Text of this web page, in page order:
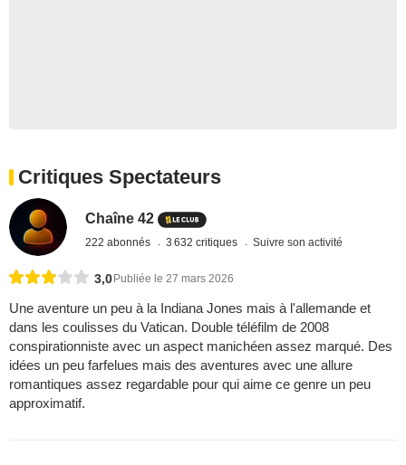
Critiques Spectateurs
Chaîne 42
222 abonnés 3 632 critiques Suivre son activité
3,0 Publiée le 27 mars 2026
Une aventure un peu à la Indiana Jones mais à l'allemande et
dans les coulisses du Vatican. Double téléfilm de 2008
conspirationniste avec un aspect manichéen assez marqué. Des
idées un peu farfelues mais des aventures avec une allure
romantiques assez regardable pour qui aime ce genre un peu
approximatif.